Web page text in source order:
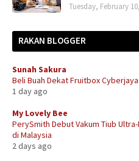
Tuesday, February
RAKAN BLOGGER
Sunah Sakura
Beli Buah Dekat Fruitbox Cyberjaya
1 day ago
My Lovely Bee
PerySmith Debut Vakum Tiub
di Malaysia
2 days ago